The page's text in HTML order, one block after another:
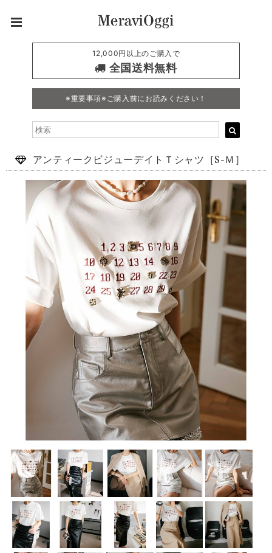
12,000円以上のご購入で
全国送料無料
※重要事項※ご購入前にお読みください！
アンティークビジューデイトＴシャツ［S-Ｍ］